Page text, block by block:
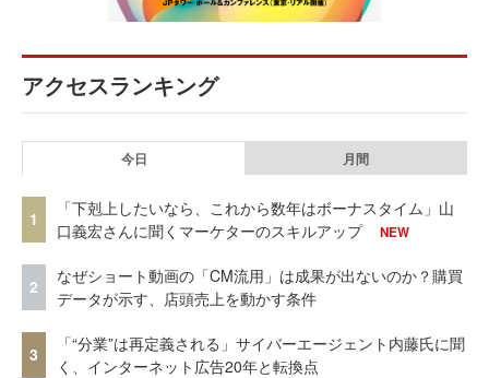
アクセスランキング
今日 月間
1
「下剋上したいなら、これから数年はボーナスタイム」山
口義宏さんに聞くマーケターのスキルアップ
NEW
2
なぜショート動画の「CM流用」は成果が出ないのか？購買
データが示す、店頭売上を動かす条件
3
「“分業”は再定義される」サイバーエージェント内藤氏に聞
く、インターネット広告20年と転換点